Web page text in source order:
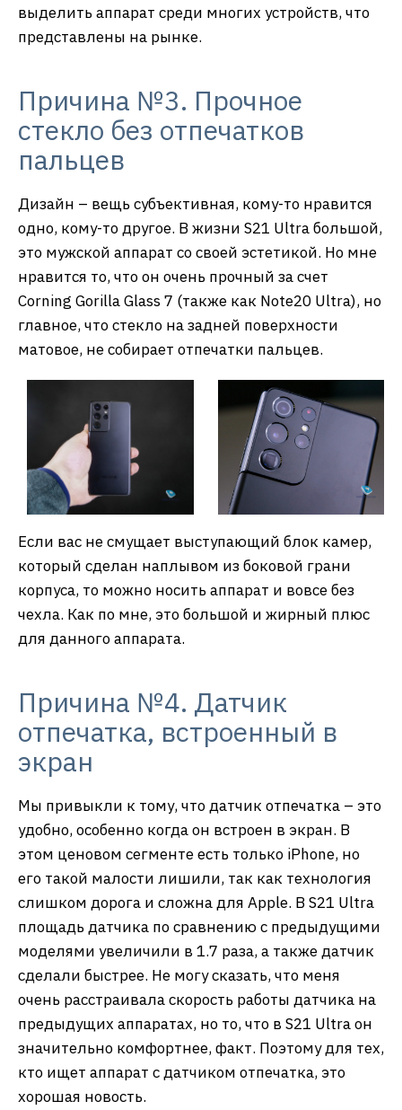
выделить аппарат среди многих устройств, что
представлены на рынке.
Причина №3. Прочное
стекло без отпечатков
пальцев
Дизайн – вещь субъективная, кому-то нравится
одно, кому-то другое. В жизни S21 Ultra большой,
это мужской аппарат со своей эстетикой. Но мне
нравится то, что он очень прочный за счет
Corning Gorilla Glass 7 (также как Note20 Ultra), но
главное, что стекло на задней поверхности
матовое, не собирает отпечатки пальцев.
Если вас не смущает выступающий блок камер,
который сделан наплывом из боковой грани
корпуса, то можно носить аппарат и вовсе без
чехла. Как по мне, это большой и жирный плюс
для данного аппарата.
Причина №4. Датчик
отпечатка, встроенный в
экран
Мы привыкли к тому, что датчик отпечатка – это
удобно, особенно когда он встроен в экран. В
этом ценовом сегменте есть только iPhone, но
его такой малости лишили, так как технология
слишком дорога и сложна для Apple. В S21 Ultra
площадь датчика по сравнению с предыдущими
моделями увеличили в 1.7 раза, а также датчик
сделали быстрее. Не могу сказать, что меня
очень расстраивала скорость работы датчика на
предыдущих аппаратах, но то, что в S21 Ultra он
значительно комфортнее, факт. Поэтому для тех,
кто ищет аппарат с датчиком отпечатка, это
хорошая новость.